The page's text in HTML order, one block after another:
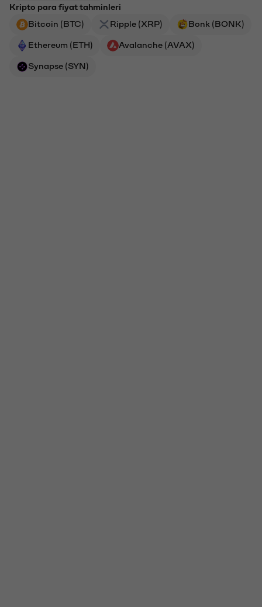
Kripto para fiyat tahminleri
Bitcoin (BTC)
Ripple (XRP) Bonk (BONK)
Ethereum (ETH) Avalanche (AVAX)
Synapse (SYN)